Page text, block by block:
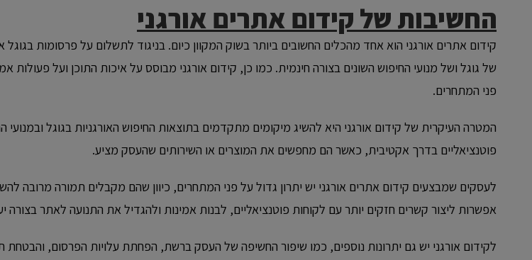
החשיבות של קידום אתרים אורגני
קידום אתרים אורגני הוא אחד מהכלים החשובים ביותר בשוק המקוון כיום. בניגוד לתשלום על פרסומות
של גוגל ושל מנועי החיפוש השונים בצורה חינמית. כמו כן, קידום אורגני מבוסס על איכות התוכן ועל
פני המתחרים.
פוטנציאליים בדרך אקטיבית, כאשר הם מחפשים את המוצרים או השירותים שהעסק מציע.
לעסקים שמבצעים קידום אתרים אורגני יש יתרון גדול על פני המתחרים, כיוון שהם מקבלים תמורה
אפשרות ליצור קשרים חזקים יותר עם לקוחות פוטנציאליים, לבנות אמינות ולהגדיל את התנועה לאתר בצורה
לקידום אורגני יש גם יתרונות נוספים, כמו שיפור החשיפה של העסק ברשת, הפחתת עלויות הפרסום, והבטחת